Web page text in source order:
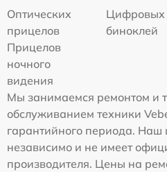
Оптических
прицелов
Цифровых
биноклей
Прицелов
ночного
видения
Мы занимаемся ремонтом и
обслуживанием техники
гарантийного периода. Наш
независимо и не имеет
производителя. Цены на